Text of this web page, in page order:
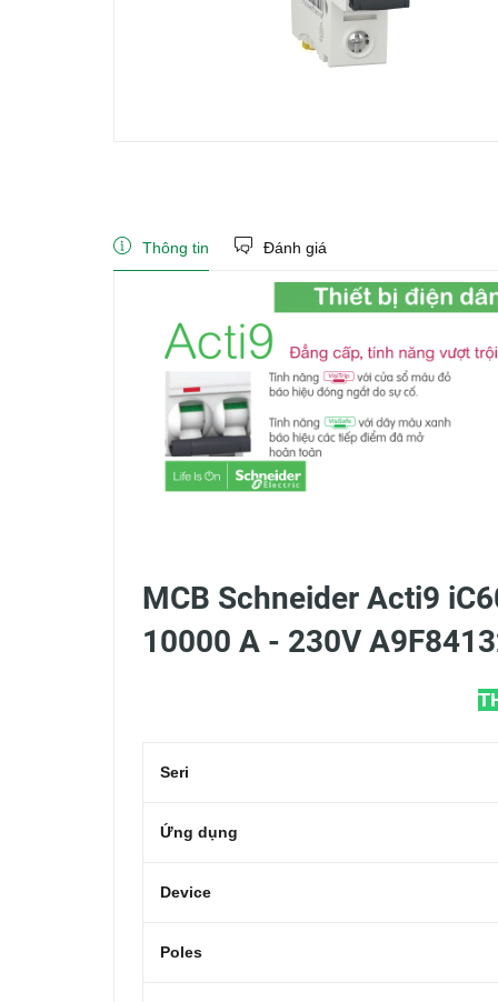
Thông tin Đánh giá
MCB Schneider Acti9
10000 A - 230V
Seri
Ứng dụng
Device
Poles